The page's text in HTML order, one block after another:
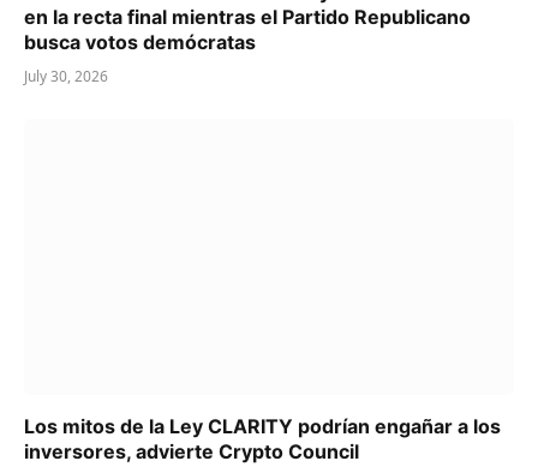
en la recta final mientras el Partido Republicano
busca votos demócratas
July 30, 2026
Los mitos de la Ley CLARITY podrían engañar a los
inversores, advierte Crypto Council